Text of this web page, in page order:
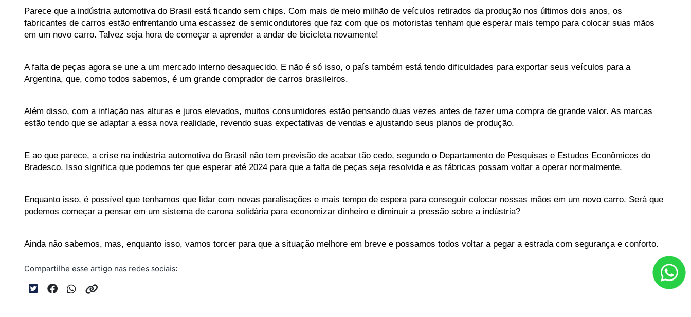
Parece que a indústria automotiva do Brasil está ficando sem chips. Com mais de meio milhão de veículos retirados da produção nos últimos dois anos, os
fabricantes de carros estão enfrentando uma escassez de semicondutores que faz com que os motoristas tenham que esperar mais tempo para colocar suas mãos
em um novo carro. Talvez seja hora de começar a aprender a andar de bicicleta novamente!
A falta de peças agora se une a um mercado interno desaquecido. E não é só isso, o país também está tendo dificuldades para exportar seus veículos para a
Argentina, que, como todos sabemos, é um grande comprador de carros brasileiros.
Além disso, com a inflação nas alturas e juros elevados, muitos consumidores estão pensando duas vezes antes de fazer uma compra de grande valor. As marcas
estão tendo que se adaptar a essa nova realidade, revendo suas expectativas de vendas e ajustando seus planos de produção.
E ao que parece, a crise na indústria automotiva do Brasil não tem previsão de acabar tão cedo, segundo o Departamento de Pesquisas e Estudos Econômicos do
Bradesco. Isso significa que podemos ter que esperar até 2024 para que a falta de peças seja resolvida e as fábricas possam voltar a operar normalmente.
Enquanto isso, é possível que tenhamos que lidar com novas paralisações e mais tempo de espera para conseguir colocar nossas mãos em um novo carro. Será que
podemos começar a pensar em um sistema de carona solidária para economizar dinheiro e diminuir a pressão sobre a indústria?
Ainda não sabemos, mas, enquanto isso, vamos torcer para que a situação melhore em breve e possamos todos voltar a pegar a estrada com segurança e conforto.
Compartilhe esse artigo nas redes sociais: